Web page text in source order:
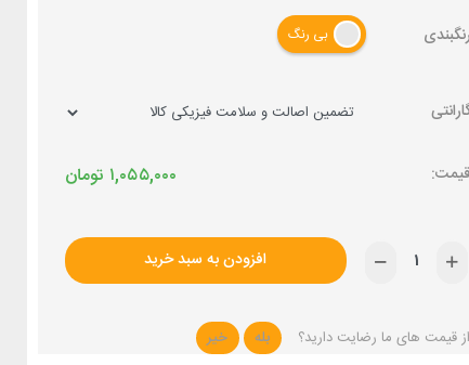
رنگبندی بی رنگ
تومان ۱,۰۵۵,۰۰۰
افزودن به سبد خرید
از قیمت های ما رضایت دارید؟ بله خیر